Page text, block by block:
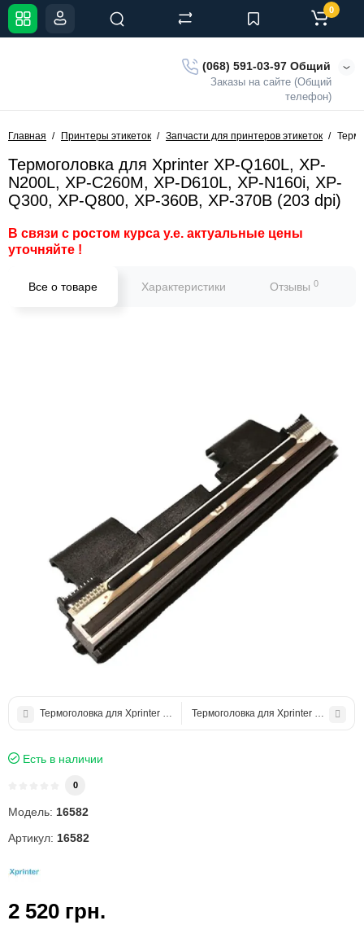
(068) 591-03-97 Общий
Заказы на сайте (Общий
телефон)
0
Главная Принтеры этикеток Запчасти для принтеров этикеток
Термоголовка для Xprinter XP-Q160L, XP-
N200L, XP-C260M, XP-D610L, XP-N160i, XP-
Q300, XP-Q800, XP-360B, XP-370B (203 dpi)
В связи с ростом курса у.е. актуальные цены
уточняйте !
Все о товаре Характеристики Отзывы 0
Термоголовка для Xprinter H500B 203 dpiТермоголовка для Xprinter XP-
Есть в наличии
0
Модель: 16582
Артикул: 16582
2 520 грн.